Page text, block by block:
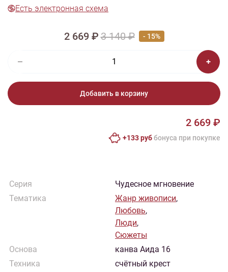
Есть электронная схема
2 669 ₽3 140 ₽ - 15%
Добавить в корзину
2 669 ₽
+133 руббонусa при покупке
Серия
Чудесное мгновение
Тематика
Жанр живописи,
Любовь,
Люди,
Сюжеты
Основа
канва Аида 16
Техника
счётный крест